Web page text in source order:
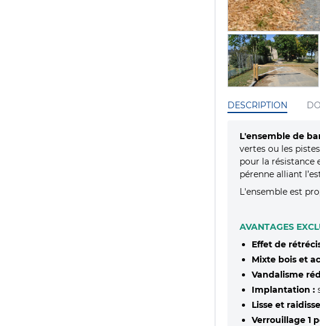
DESCRIPTION
L'ensemble de
vertes ou les
pour la résistance
pérenne alliant
L'ensemble est
AVANTAGES
Effet de
Mixte bois et
Vandalisme
Implantation :
Lisse et
Verrouillage 1